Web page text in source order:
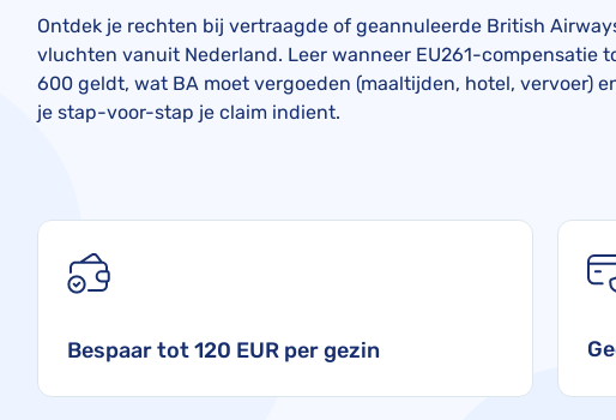
Ontdek je rechten bij vertraagde of geannuleerde British
vluchten vanuit Nederland. Leer wanneer EU261-compensatie
600 geldt, wat BA moet vergoeden (maaltijden, hotel, vervoer)
je stap-voor-stap je claim indient.
Bespaar tot 120 EUR per gezin